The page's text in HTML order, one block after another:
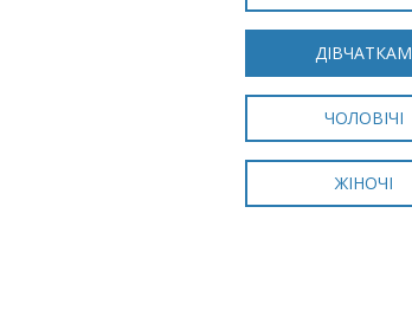
ДІВЧАТКАМ
ЧОЛОВІЧІ
ЖІНОЧІ